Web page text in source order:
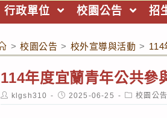
行政單位 校園公告 招
> 校園公告 > 校外宣導與活動 > 114
114年度宜蘭青年公共參
Post
author:
klgsh310
Post
published:
2025-06-25
Post
category:
校園公告